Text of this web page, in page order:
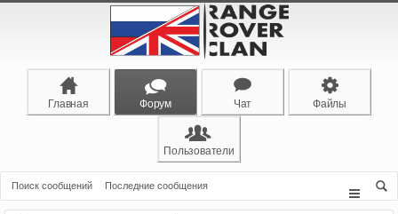
Главная Форум Чат Файлы
Пользователи
Поиск сообщений Последние сообщения